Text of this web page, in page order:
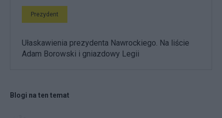
Prezydent
Ułaskawienia prezydenta Nawrockiego. Na liście
Adam Borowski i gniazdowy Legii
Blogi na ten temat